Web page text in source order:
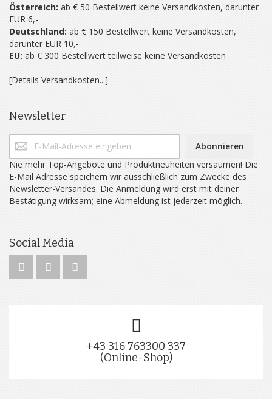
Österreich: ab € 50 Bestellwert keine Versandkosten, darunter
EUR 6,-
Deutschland: ab € 150 Bestellwert keine Versandkosten,
darunter EUR 10,-
EU: ab € 300 Bestellwert teilweise keine Versandkosten
[Details Versandkosten...]
Newsletter
Abonnieren
Nie mehr Top-Angebote und Produktneuheiten versäumen! Die
E-Mail Adresse speichern wir ausschließlich zum Zwecke des
Newsletter-Versandes. Die Anmeldung wird erst mit deiner
Bestätigung wirksam; eine Abmeldung ist jederzeit möglich.
Social Media
+43 316 763300 337
(Online-Shop)